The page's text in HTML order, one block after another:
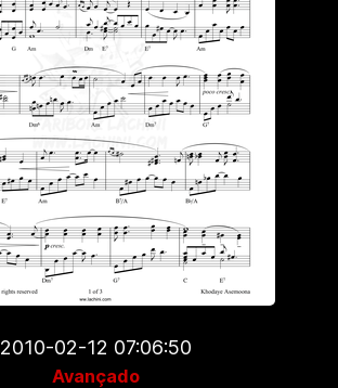
2010-02-12 07:06:50
Avançado